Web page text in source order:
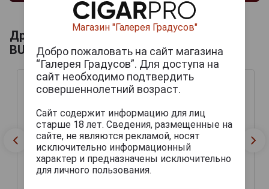
Другие продукты бренда BUDWEISER
BUDVAR
Магазин "Галерея Градусов"
Добро пожаловать на сайт магазина
“Галерея Градусов”. Для доступа на
сайт необходимо подтвердить
совершеннолетний возраст.
Сайт содержит информацию для лиц
старше 18 лет. Сведения, размещенные на
сайте, не являются рекламой, носят
исключительно информационный
характер и предназначены исключительно
для личного пользования.